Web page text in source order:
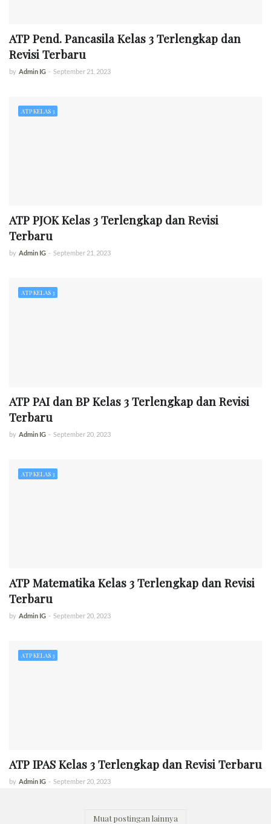
ATP Pend. Pancasila Kelas 3 Terlengkap dan
Revisi Terbaru
by Admin IG - September 21, 2023
ATP KELAS 3
ATP PJOK Kelas 3 Terlengkap dan Revisi
Terbaru
by Admin IG - September 21, 2023
ATP KELAS 3
ATP PAI dan BP Kelas 3 Terlengkap dan Revisi
Terbaru
by Admin IG - September 20, 2023
ATP KELAS 3
ATP Matematika Kelas 3 Terlengkap dan Revisi
Terbaru
by Admin IG - September 20, 2023
ATP KELAS 3
ATP IPAS Kelas 3 Terlengkap dan Revisi Terbaru
by Admin IG - September 20, 2023
Muat postingan lainnya